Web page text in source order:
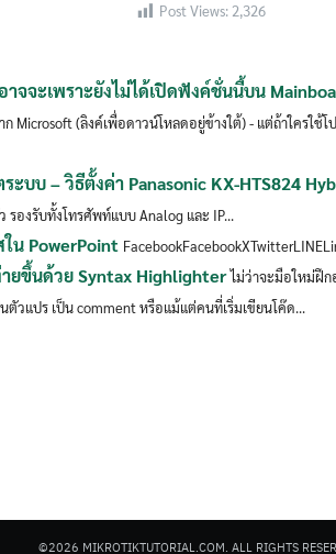
Post Views: 2,326
าจจะเพราะยังไม่ได้เปิดฟังค์ชั่นนี้บน
Microsoft (ลิงค์เพื่อดาวน์โหลดอยู่ข้างใต้) - แต่ถ้าใครใช้
ะบบ – วิธีตั้งค่า Panasonic KX-HTS824
รองรับทั้งโทรศัพท์แบบ Analog และ IP...
น PowerPoint
ยขึ้นด้วย Syntax Highlighter ไม่ว่าจะมือใหม่ฝึก
ตัวแปร เป็น comment หรือแม้แต่คนที่เริ่มเขียนโค๊ด...
©2026 MIKROTIKTUTORIAL.COM. ALL RIGHTS